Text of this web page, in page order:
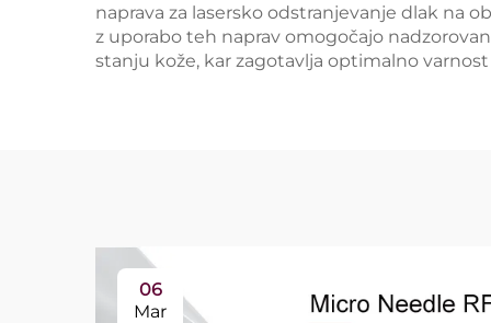
naprava za lasersko odstranjevanje dlak na
z uporabo teh naprav omogočajo
stanju kože, kar zagotavlja optimalno
06
Mar